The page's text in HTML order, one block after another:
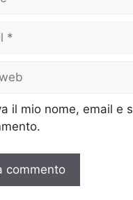
il mio nome, email e